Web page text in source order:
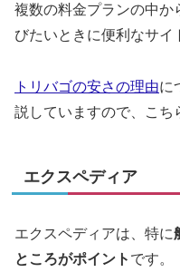
複数の料金プランの中か
びたいときに便利なサイ
トリバゴの安さの理由に
説していますので、こち
エクスペディア
エクスペディアは、特に
ところがポイント です。